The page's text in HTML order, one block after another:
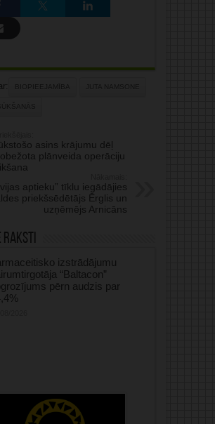
BIOPIEEJAMĪBA JUTA NAMSONE
asins krājumu dēļ
plānveida operāciju
aptieku” tīklu iegādājies
priekšsēdētājs Ērglis un
uzņēmējs Arnicāns
raksti
izstrādājumu
“Baltacon”
pērn audzis par